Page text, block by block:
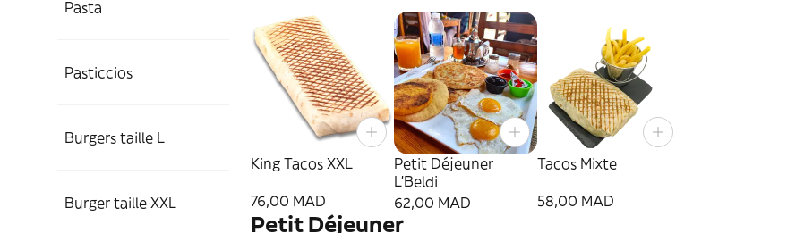
Pasta
Pasticcios
Burgers taille L
Burger taille XXL
King Tacos XXL
76,00 MAD
Petit Déjeuner
L'Beldi
62,00 MAD
Tacos Mixte
58,00 MAD
Petit Déjeuner